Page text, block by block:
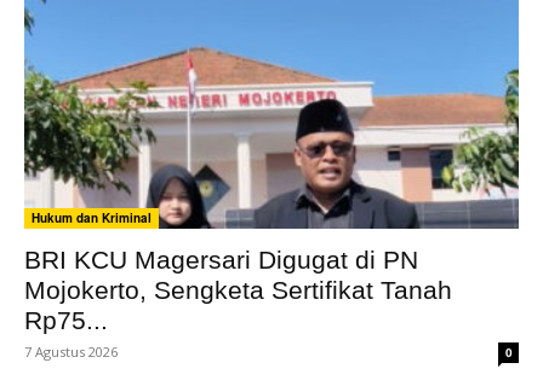
Hukum dan Kriminal
BRI KCU Magersari Digugat di PN
Mojokerto, Sengketa Sertifikat Tanah
Rp75...
7 Agustus 2026 0